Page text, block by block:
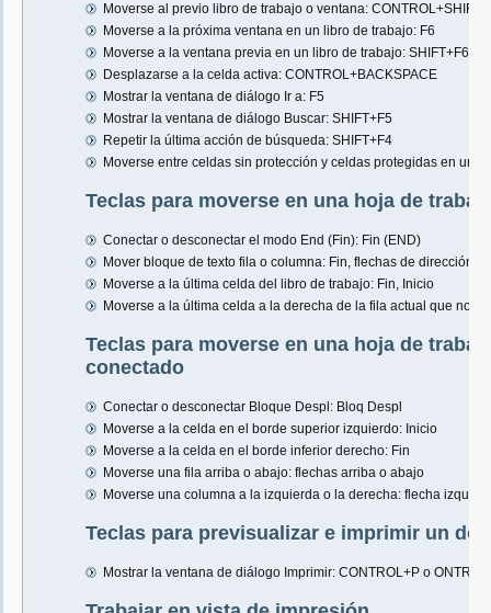
Moverse al previo libro de trabajo o ventana:
Moverse a la próxima ventana en un libro de trabajo: F6
Moverse a la ventana previa en un libro de trabajo: SHIFT+F6
Desplazarse a la celda activa: CONTROL+BACKSPACE
Mostrar la ventana de diálogo Ir a: F5
Mostrar la ventana de diálogo Buscar: SHIFT+F5
Repetir la última acción de búsqueda: SHIFT+F4
Moverse entre celdas sin protección y celdas protegidas en un
Teclas para moverse en una hoja de
Conectar o desconectar el modo End (Fin): Fin (END)
Mover bloque de texto fila o columna: Fin, flechas de dirección
Moverse a la última celda del libro de trabajo: Fin, Inicio
Moverse a la última celda a la derecha de la fila actual que no
Teclas para moverse en una hoja de
conectado
Conectar o desconectar Bloque Despl: Bloq Despl
Moverse a la celda en el borde superior izquierdo: Inicio
Moverse a la celda en el borde inferior derecho: Fin
Moverse una fila arriba o abajo: flechas arriba o abajo
Moverse una columna a la izquierda o la derecha: flecha
Teclas para previsualizar e imprimir un
Mostrar la ventana de diálogo Imprimir: CONTROL+P o